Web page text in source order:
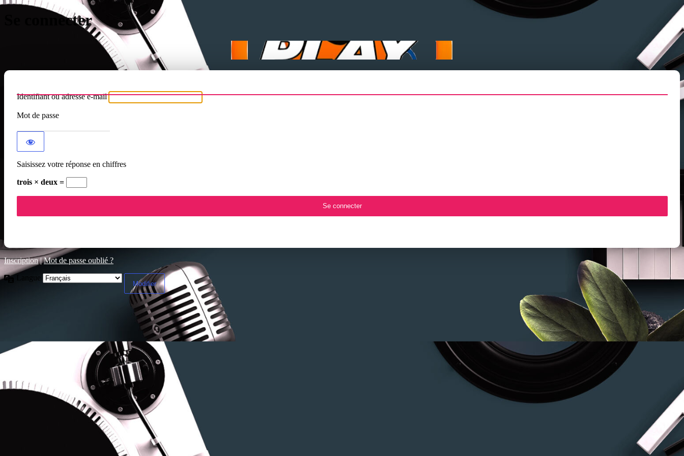
Se connecter
Identifiant ou adresse e-mail
Mot de passe
Saisissez votre réponse en chiffres
trois × deux =
Inscription|Mot de passe oublié ?
Langue